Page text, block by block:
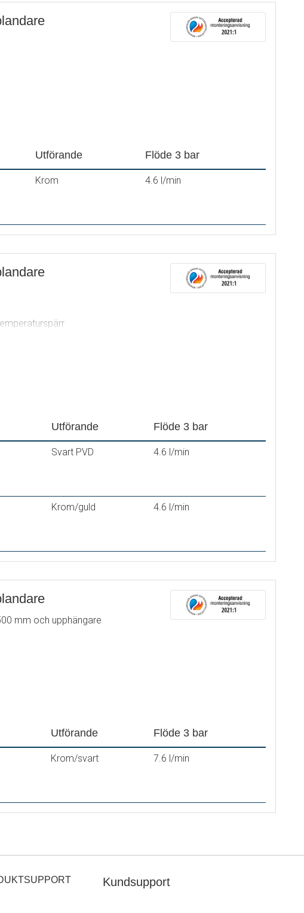
Utförande Flöde 3 bar
Krom 4.6 l/min
5 l/min
Soft PEX
Utförande Flöde 3 bar
Svart PVD 4.6 l/min
Krom/guld 4.6 l/min
mm och upphängare
Utförande Flöde 3 bar
Krom/svart 7.6 l/min
Kundsupport